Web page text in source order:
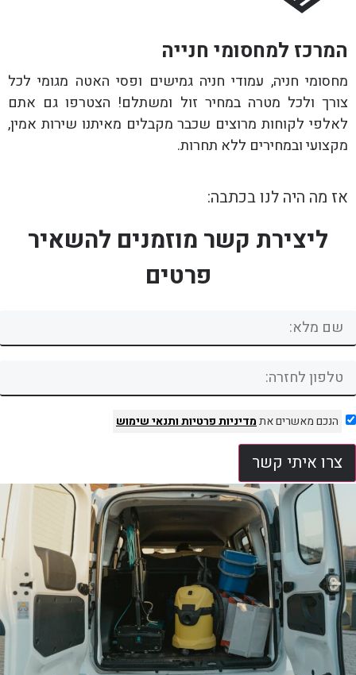
המרכז למחסומי חנייה
מחסומי חניה, עמודי חניה גמישים ופסי האטה מגומי לכל
צורך ולכל מטרה במחיר זול ומשתלם! הצטרפו גם אתם
לאלפי לקוחות מרוצים שכבר מקבלים מאיתנו שירות אמין,
מקצועי ובמחירים ללא תחרות.
אז מה היה לנו בכתבה:
ליצירת קשר מוזמנים להשאיר
פרטים
הנכם מאשרים אתמדיניות פרטיותותנאי שימוש
צרו איתי קשר